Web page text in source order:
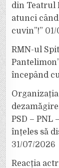
din Teatrul
atunci
cuvin”!”
RMN-ul
începând
PSD – PNL
înțeles să
31/07/2026
Reacția